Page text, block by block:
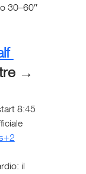
30–60″
→
8:45
il